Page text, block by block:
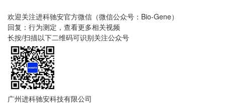
欢迎关注进科驰安官方微信（微信公众号：Bio-Gene）
回复：行为测定，查看更多相关视频
长按/扫描以下二维码可识别关注公众号
广州进科驰安科技有限公司